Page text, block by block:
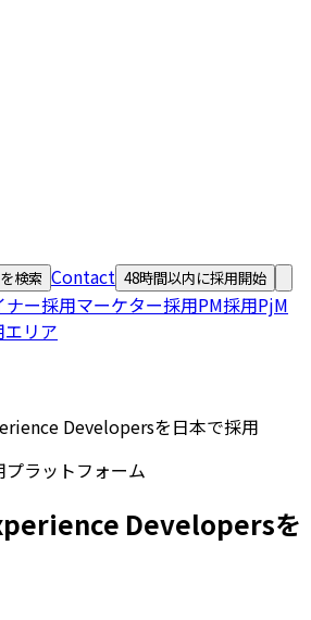
検索 Contact 48時間以内に採用開始
ナー採用マーケター採用PM採用PjM
エリア
Developersを日本で採用
ラットフォーム
Developersを